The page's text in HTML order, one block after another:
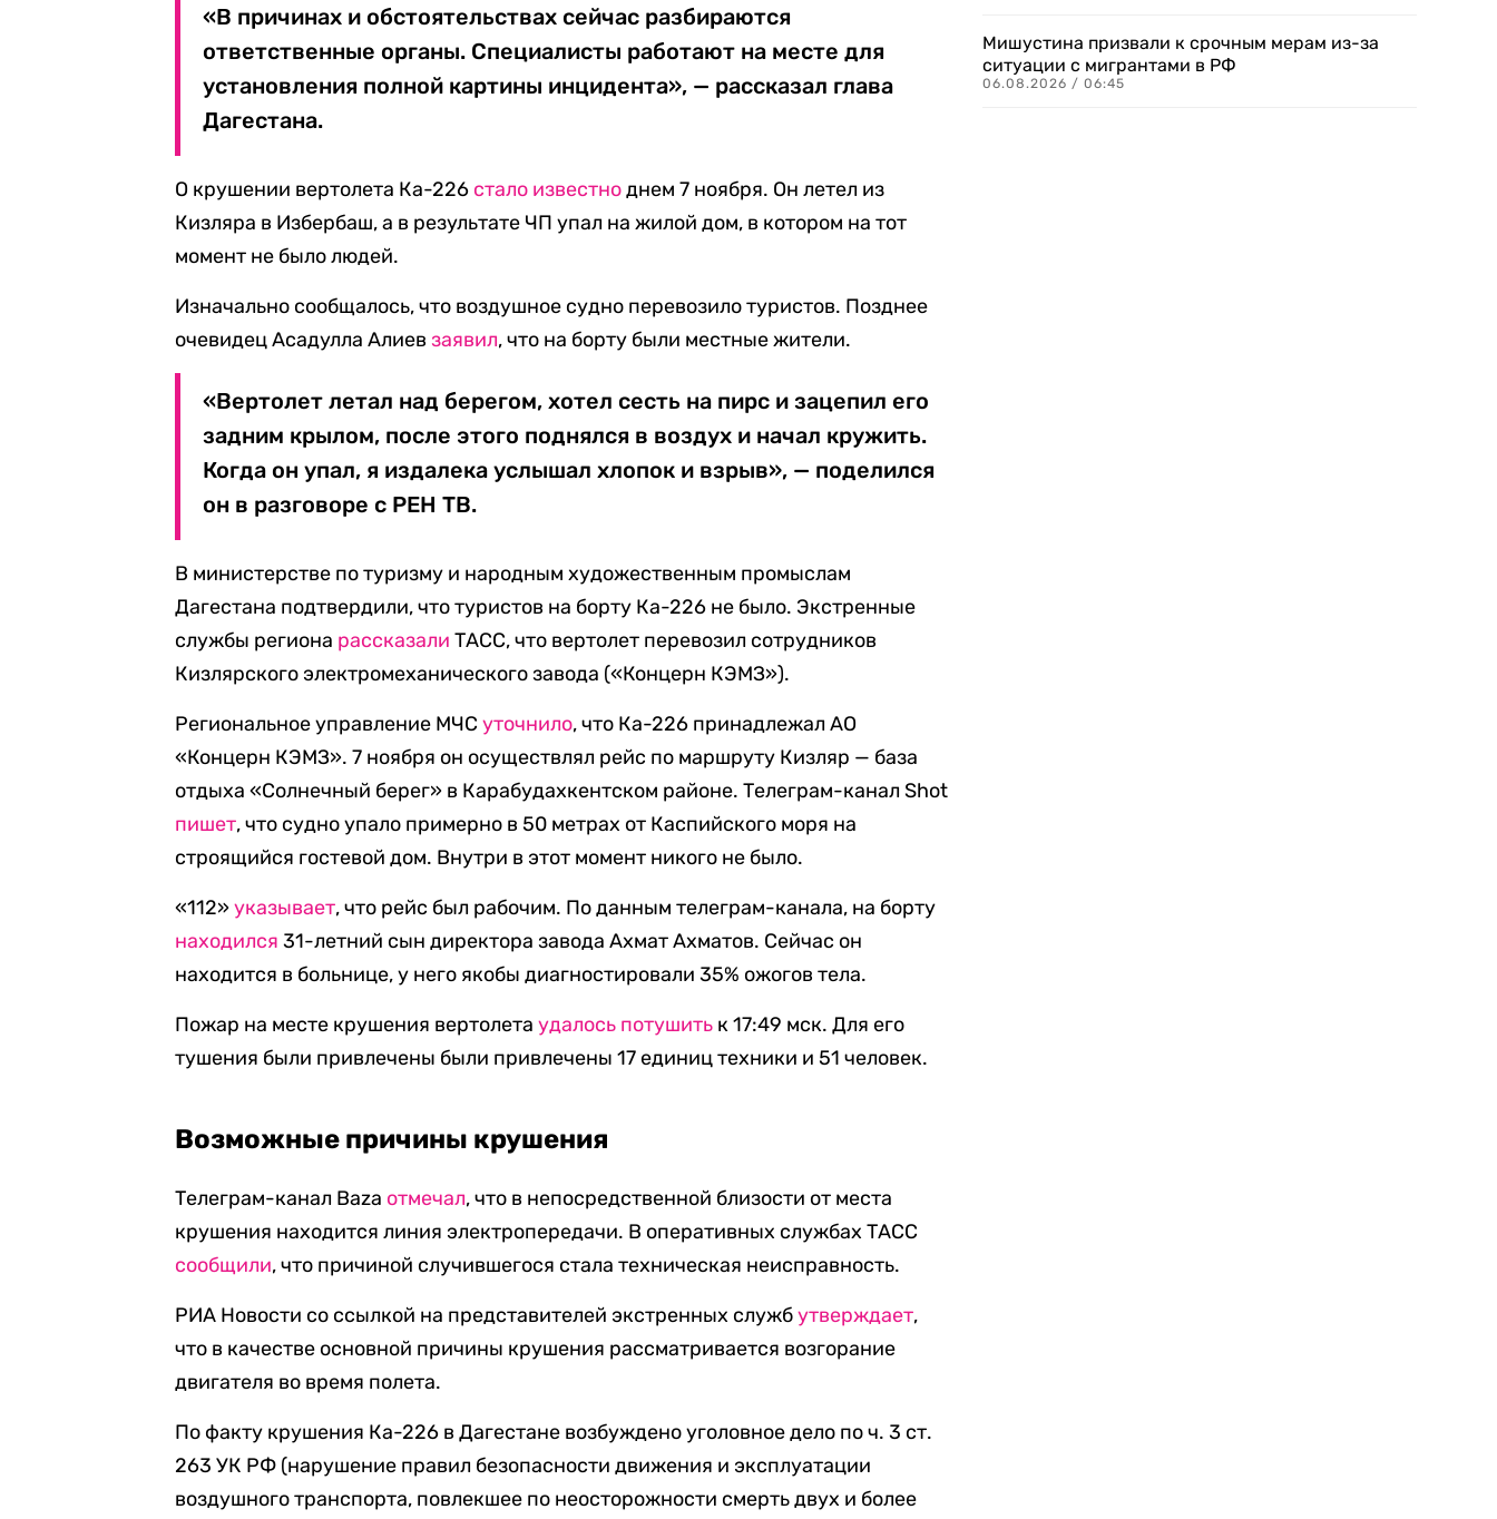
«В причинах и обстоятельствах сейчас разбираются
ответственные органы. Специалисты работают на месте для
установления полной картины инцидента», — рассказал глава
Дагестана.
О крушении вертолета Ка-226 стало известноднем 7 ноября. Он летел из
Кизляра в Избербаш, а в результате ЧП упал на жилой дом, в котором на тот
момент не было людей.
Изначально сообщалось, что воздушное судно перевозило туристов. Позднее
очевидец Асадулла Алиевзаявил, что на борту были местные жители.
«Вертолет летал над берегом, хотел сесть на пирс и зацепил его
задним крылом, после этого поднялся в воздух и начал кружить.
Когда он упал, я издалека услышал хлопок и взрыв», — поделился
он в разговоре с РЕН ТВ.
В министерстве по туризму и народным художественным промыслам
Дагестана подтвердили, что туристов на борту Ка-226 не было. Экстренные
службы региона рассказали ТАСС, что вертолет перевозил сотрудников
Кизлярского электромеханического завода («Концерн КЭМЗ»).
Региональное управление МЧСуточнило, что Ка-226 принадлежал АО
«Концерн КЭМЗ». 7 ноября он осуществлял рейс по маршруту Кизляр — база
отдыха «Солнечный берег» в Карабудахкентском районе. Телеграм-канал Shot
пишет, что судно упало примерно в 50 метрах от Каспийского моря на
строящийся гостевой дом. Внутри в этот момент никого не было.
«112»указывает, что рейс был рабочим. По данным телеграм-канала, на борту
находился 31-летний сын директора завода Ахмат Ахматов. Сейчас он
находится в больнице, у него якобы диагностировали 35% ожогов тела.
Пожар на месте крушения вертолетаудалось потушить к 17:49 мск. Для его
тушения были привлечены были привлечены 17 единиц техники и 51 человек.
Возможные причины крушения
Телеграм-канал Baza отмечал, что в непосредственной близости от места
крушения находится линия электропередачи. В оперативных службах ТАСС
сообщили, что причиной случившегося стала техническая неисправность.
РИА Новости со ссылкой на представителей экстренных службутверждает,
что в качестве основной причины крушения рассматривается возгорание
двигателя во время полета.
По факту крушения Ка-226 в Дагестане возбуждено уголовное дело по ч. 3 ст.
263 УК РФ (нарушение правил безопасности движения и эксплуатации
воздушного транспорта, повлекшее по неосторожности смерть двух и более
Мишустина призвали к срочным мерам из-за
ситуации с мигрантами в РФ
06.08.2026 / 06:45